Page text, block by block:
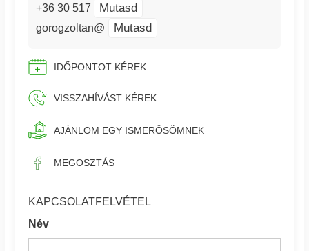
+36 30 517 Mutasd
gorogzoltan@ Mutasd
IDŐPONTOT KÉREK
VISSZAHÍVÁST KÉREK
AJÁNLOM EGY ISMERŐSÖMNEK
MEGOSZTÁS
KAPCSOLATFELVÉTEL
Név